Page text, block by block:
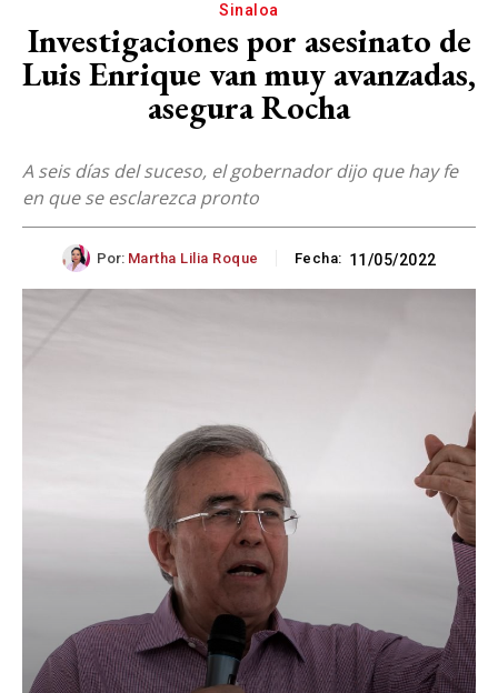
Sinaloa
Investigaciones por asesinato de
Luis Enrique van muy avanzadas,
asegura Rocha
A seis días del suceso, el gobernador dijo que hay fe
en que se esclarezca pronto
Por: Martha Lilia Roque Fecha: 11/05/2022